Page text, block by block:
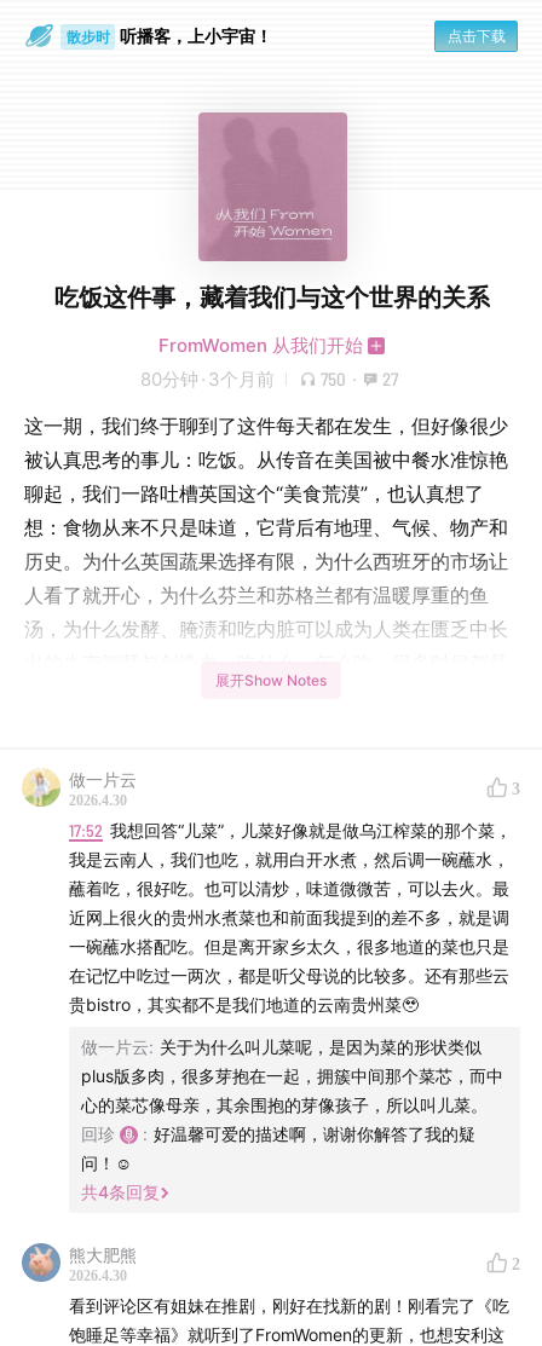
散步时 听播客，上小宇宙！ 点击下载
吃饭这件事，藏着我们与这个世界的关系
FromWomen 从我们开始
80分钟 · 3个月前 750 · 27
这一期，我们终于聊到了这件每天都在发生，但好像很少
被认真思考的事儿：吃饭。从传音在美国被中餐水准惊艳
聊起，我们一路吐槽英国这个“美食荒漠”，也认真想了
想：食物从来不只是味道，它背后有地理、气候、物产和
历史。为什么英国蔬果选择有限，为什么西班牙的市场让
人看了就开心，为什么芬兰和苏格兰都有温暖厚重的鱼
汤，为什么发酵、腌渍和吃内脏可以成为人类在匮乏中长
但又远不止吃饭。它是关系的推进，是情谊的表达，也是
权力和等级最容易现行的地方。我们聊了家宴、过年、请
朋友到家里吃饭，也聊到商务饭局和酒局文化。谁坐主
位，谁被劝酒，谁在桌上服务，谁被迫用酒量证明自己，
每一件都有些令人不适甚至反感。但同时呢，越是在海外
生活，越会意识到中国人的一顿饭、一只粽子、一块月
饼，承载的不只是味道，还有记忆、连接和某种“我是从哪
最后，我们聊回了自己和食物的关系。什么是你的
comfort food？做饭为什么能让人进入心流？为什么好吃
的饭需要味觉记忆、想象力，也需要一点松弛的心情？我
们也诚实聊到食物带来的复杂感受：体重焦虑、卡路里阴
饭，也仍然会被传统性别期待审视。可即便如此，我们还
是想说，能吃、想吃、会做、愿意把好吃的分享给在意的
人，都是很珍贵的生命力。
展开Show Notes
做一片云
2026.4.30
3
17:52 我想回答“儿菜”，儿菜好像就是做乌江榨菜的那个菜，
我是云南人，我们也吃，就用白开水煮，然后调一碗蘸水，
蘸着吃，很好吃。也可以清炒，味道微微苦，可以去火。最
近网上很火的贵州水煮菜也和前面我提到的差不多，就是调
一碗蘸水搭配吃。但是离开家乡太久，很多地道的菜也只是
在记忆中吃过一两次，都是听父母说的比较多。还有那些云
贵bistro，其实都不是我们地道的云南贵州菜🥹
做一片云: 关于为什么叫儿菜呢，是因为菜的形状类似
plus版多肉，很多芽抱在一起，拥簇中间那个菜芯，而中
心的菜芯像母亲，其余围抱的芽像孩子，所以叫儿菜。
回珍
: 好温馨可爱的描述啊，谢谢你解答了我的疑
问！☺️
共4条回复
熊大肥熊
2026.4.30
2
看到评论区有姐妹在推剧，刚好在找新的剧！刚看完了《吃
饱睡足等幸福》就听到了FromWomen的更新，也想安利这